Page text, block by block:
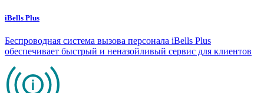
iBells Plus
Беспроводная система вызова персонала iBells Plus
обеспечивает быстрый и неназойливый сервис для клиентов